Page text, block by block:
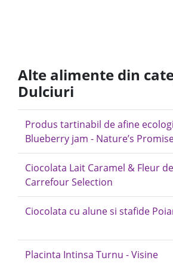
Alte alimente din
Dulciuri
Produs tartinabil de afine
Blueberry jam - Nature’s
Ciocolata Lait Caramel & Fleur
Carrefour Selection
Ciocolata cu alune si stafide
Placinta Intinsa Turnu - Visine